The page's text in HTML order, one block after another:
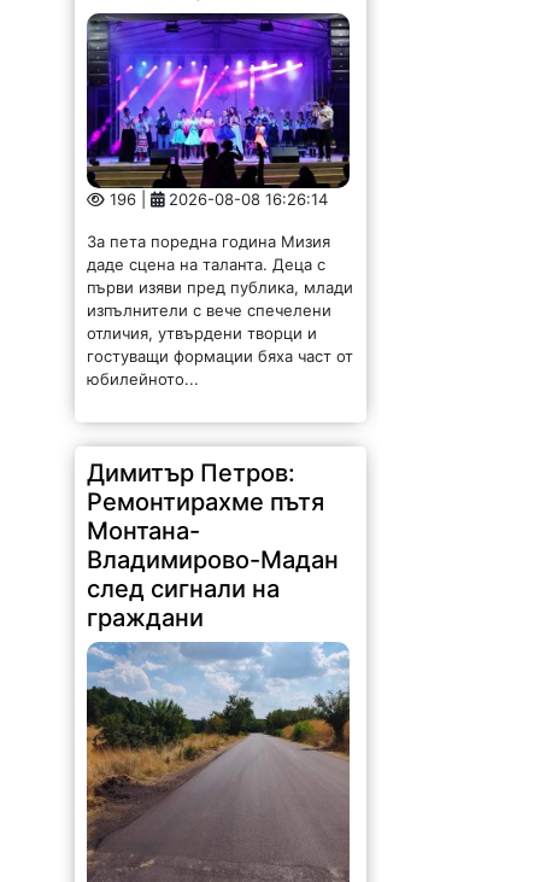
196 | 2026-08-08 16:26:14
За пета поредна година Мизия
даде сцена на таланта. Деца с
първи изяви пред публика, млади
изпълнители с вече спечелени
отличия, утвърдени творци и
гостуващи формации бяха част от
юбилейното...
Димитър Петров:
Ремонтирахме пътя
Монтана-
Владимирово-Мадан
след сигнали на
граждани